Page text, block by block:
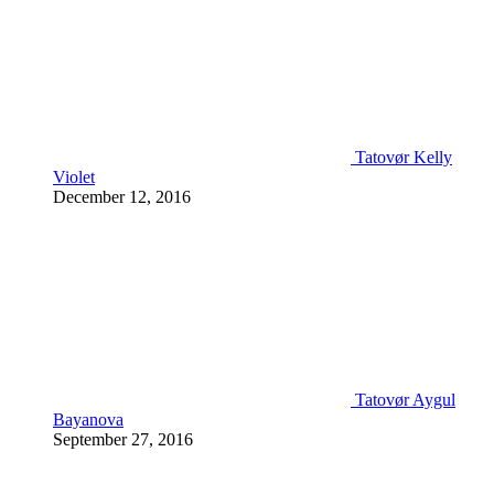
Tatovør Kelly
Violet
December 12, 2016
Tatovør Aygul
Bayanova
September 27, 2016